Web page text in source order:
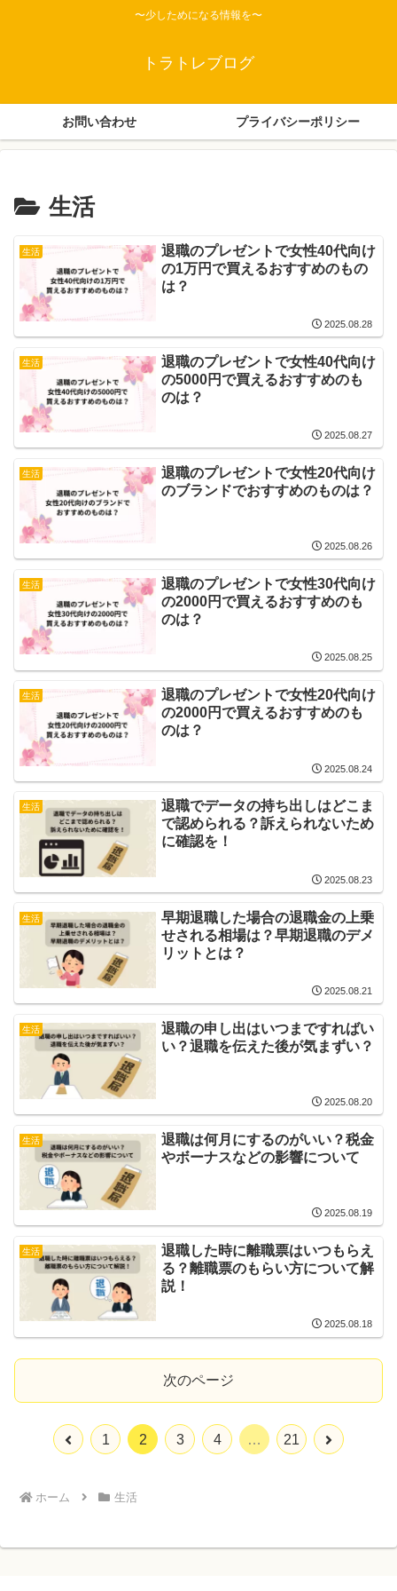
〜少しためになる情報を〜
トラトレブログ
お問い合わせ プライバシーポリシー
生活
生活
退職のプレゼントで女性40代向け
の1万円で買えるおすすめのもの
は？
2025.08.28
生活
退職のプレゼントで女性40代向け
の5000円で買えるおすすめのも
のは？
2025.08.27
生活
退職のプレゼントで女性20代向け
のブランドでおすすめのものは？
2025.08.26
生活
退職のプレゼントで女性30代向け
の2000円で買えるおすすめのも
のは？
2025.08.25
生活
退職のプレゼントで女性20代向け
の2000円で買えるおすすめのも
のは？
2025.08.24
生活
退職でデータの持ち出しはどこま
で認められる？訴えられないため
に確認を！
2025.08.23
生活
早期退職した場合の退職金の上乗
せされる相場は？早期退職のデメ
リットとは？
2025.08.21
生活
退職の申し出はいつまですればい
い？退職を伝えた後が気まずい？
2025.08.20
生活
退職は何月にするのがいい？税金
やボーナスなどの影響について
2025.08.19
生活
退職した時に離職票はいつもらえ
る？離職票のもらい方について解
説！
2025.08.18
次のページ
前
1 2 3 4 … 21
次
ホーム 生活